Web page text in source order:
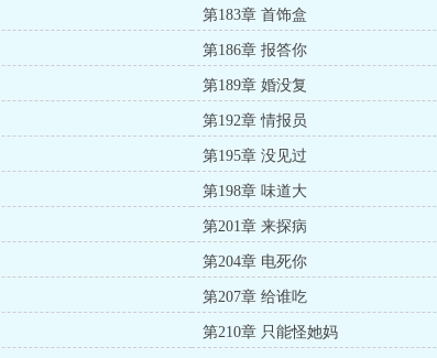
第183章 首饰盒
第186章 报答你
第189章 婚没复
第192章 情报员
第195章 没见过
第198章 味道大
第201章 来探病
第204章 电死你
第207章 给谁吃
第210章 只能怪她妈